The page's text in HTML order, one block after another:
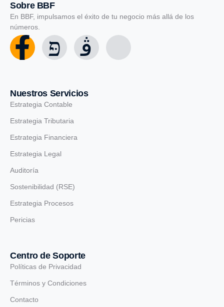
Sobre BBF
En BBF, impulsamos el éxito de tu negocio más allá de los
números.
Nuestros Servicios
Estrategia Contable
Estrategia Tributaria
Estrategia Financiera
Estrategia Legal
Auditoría
Sostenibilidad (RSE)
Estrategia Procesos
Pericias
Centro de Soporte
Políticas de Privacidad
Términos y Condiciones
Contacto